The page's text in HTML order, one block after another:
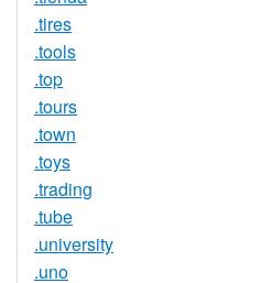
.tires
.tools
.top
.tours
.town
.toys
.trading
.tube
.university
.uno